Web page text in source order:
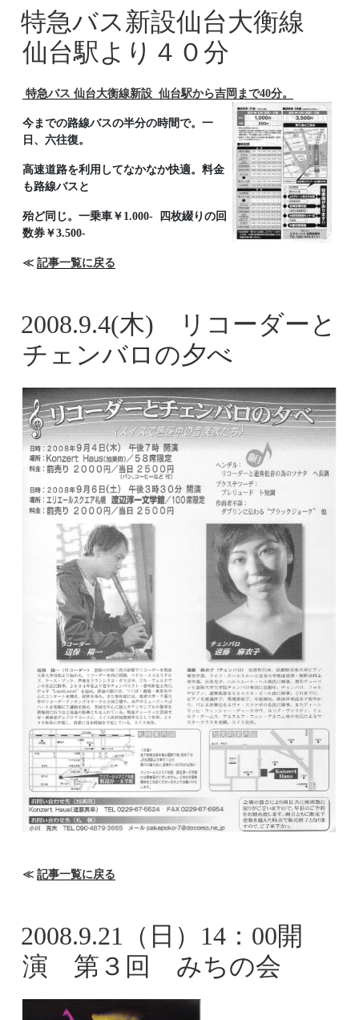
特急バス新設仙台大衡線
仙台駅より４０分
特急バス 仙台大衡線新設 仙台駅から吉岡まで40分。
今までの路線バスの半分の時間で。一
日、六往復。
高速道路を利用してなかなか快適。料金
も路線バスと
殆ど同じ。一乗車￥1.000- 四枚綴りの回
数券￥3.500-
≪ 記事一覧に戻る
2008.9.4(木) リコーダーと
チェンバロの夕べ
≪ 記事一覧に戻る
2008.9.21（日）14：00開
演 第３回 みちの会